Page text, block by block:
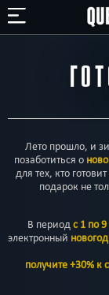
Лето прошло, и
позаботиться о
для тех, кто
подарок не
В периодс 1 по 9
электронный
получите +30% к